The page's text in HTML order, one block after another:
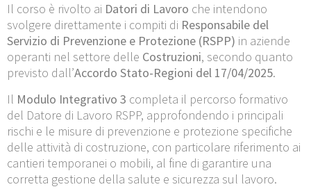
Il corso è rivolto ai Datori di Lavoro che intendono
svolgere direttamente i compiti di Responsabile del
Servizio di Prevenzione e Protezione (RSPP) in aziende
operanti nel settore delle Costruzioni, secondo quanto
previsto dall’Accordo Stato-Regioni del 17/04/2025.
Il Modulo Integrativo 3 completa il percorso formativo
del Datore di Lavoro RSPP, approfondendo i principali
rischi e le misure di prevenzione e protezione specifiche
delle attività di costruzione, con particolare riferimento ai
cantieri temporanei o mobili, al fine di garantire una
corretta gestione della salute e sicurezza sul lavoro.